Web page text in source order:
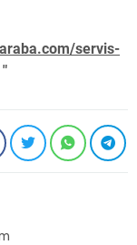
servis-
"